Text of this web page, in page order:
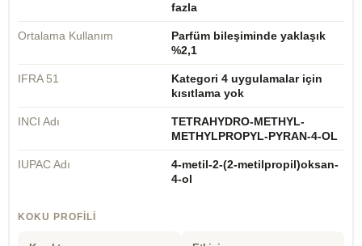
fazla
Ortalama Kullanım
Parfüm bileşiminde yaklaşık
%2,1
IFRA 51
Kategori 4 uygulamalar için
kısıtlama yok
INCI Adı
TETRAHYDRO-METHYL-
METHYLPROPYL-PYRAN-4-OL
IUPAC Adı
4-metil-2-(2-metilpropil)oksan-
4-ol
KOKU PROFILI